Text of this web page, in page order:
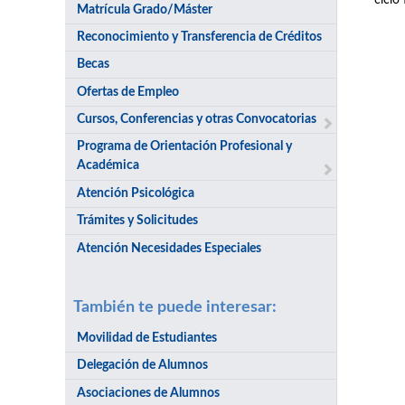
Matrícula Grado/Máster
Reconocimiento y Transferencia de Créditos
Becas
Ofertas de Empleo
Cursos, Conferencias y otras Convocatorias
Programa de Orientación Profesional y
Académica
Atención Psicológica
Trámites y Solicitudes
Atención Necesidades Especiales
También te puede interesar:
Movilidad de Estudiantes
Delegación de Alumnos
Asociaciones de Alumnos